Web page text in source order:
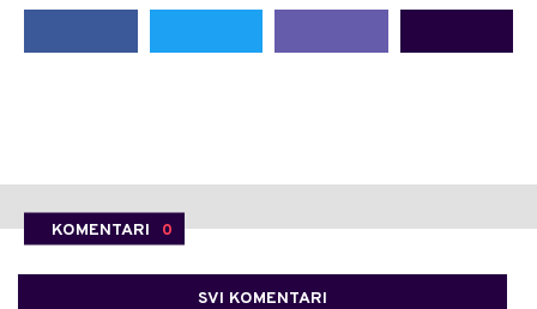
KOMENTARI 0
SVI KOMENTARI